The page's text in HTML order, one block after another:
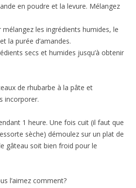
en poudre et la levure. Mélangez
les ingrédients humides, le
la purée d’amandes.
secs et humides jusqu’à obtenir
de rhubarbe à la pâte et
incorporer.
1 heure. Une fois cuit (il faut que
sèche) démoulez sur un plat de
gâteau soit bien froid pour le
l’aimez comment?